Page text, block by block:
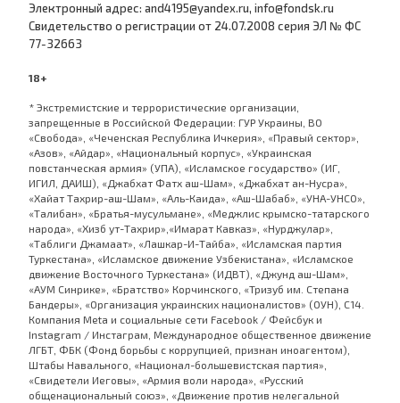
Электронный адрес: and4195@yandex.ru, info@fondsk.ru
Cвидетельство о регистрации от 24.07.2008 серия ЭЛ № ФС
77-32663
18+
* Экстремистские и террористические организации,
запрещенные в Российской Федерации: ГУР Украины, ВО
«Свобода», «Чеченская Республика Ичкерия», «Правый сектор»,
«Азов», «Айдар», «Национальный корпус», «Украинская
повстанческая армия» (УПА), «Исламское государство» (ИГ,
ИГИЛ, ДАИШ), «Джабхат Фатх аш-Шам», «Джабхат ан-Нусра»,
«Хайат Тахрир-аш-Шам», «Аль-Каида», «Аш-Шабаб», «УНА-УНСО»,
«Талибан», «Братья-мусульмане», «Меджлис крымско-татарского
народа», «Хизб ут-Тахрир»,«Имарат Кавказ», «Нурджулар»,
«Таблиги Джамаат», «Лашкар-И-Тайба», «Исламская партия
Туркестана», «Исламское движение Узбекистана», «Исламское
движение Восточного Туркестана» (ИДВТ), «Джунд аш-Шам»,
«АУМ Синрике», «Братство» Корчинского, «Тризуб им. Степана
Бандеры», «Организация украинских националистов» (ОУН), С14.
Компания Meta и социальные сети Facebook / Фейсбук и
Instagram / Инстаграм, Международное общественное движение
ЛГБТ, ФБК (Фонд борьбы с коррупцией, признан иноагентом),
Штабы Навального, «Национал-большевистская партия»,
«Свидетели Иеговы», «Армия воли народа», «Русский
общенациональный союз», «Движение против нелегальной